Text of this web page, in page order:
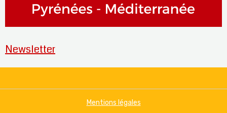
Newsletter
Mentions légales